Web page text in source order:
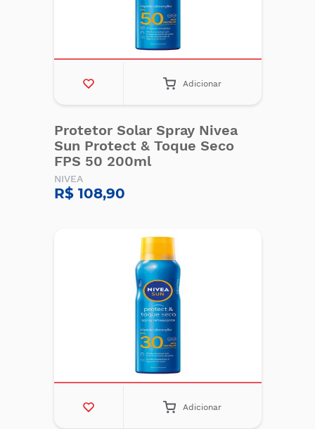
Adicionar
Protetor Solar Spray Nivea
Sun Protect & Toque Seco
FPS 50 200ml
NIVEA
R$ 108,90
Adicionar